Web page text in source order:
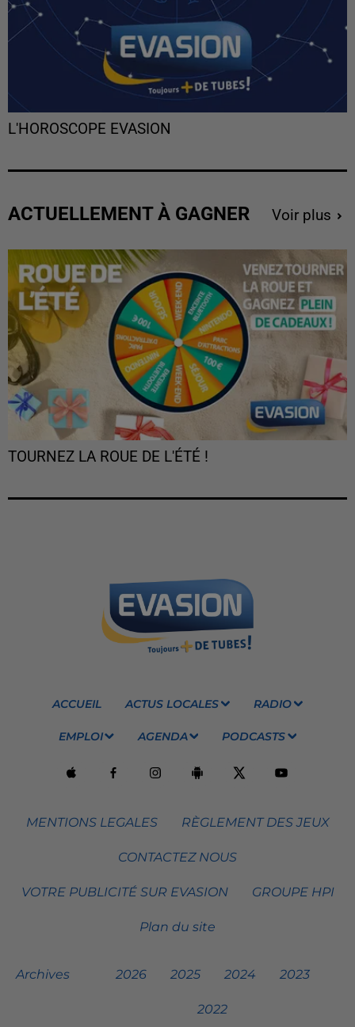
L'HOROSCOPE EVASION
ACTUELLEMENT À GAGNER Voir plus
TOURNEZ LA ROUE DE L'ÉTÉ !
ACCUEIL ACTUS LOCALES RADIO
EMPLOI AGENDA PODCASTS
MENTIONS LEGALES RÈGLEMENT DES JEUX
CONTACTEZ NOUS
VOTRE PUBLICITÉ SUR EVASION GROUPE HPI
Plan du site
Archives 2026 2025 2024 2023
2022